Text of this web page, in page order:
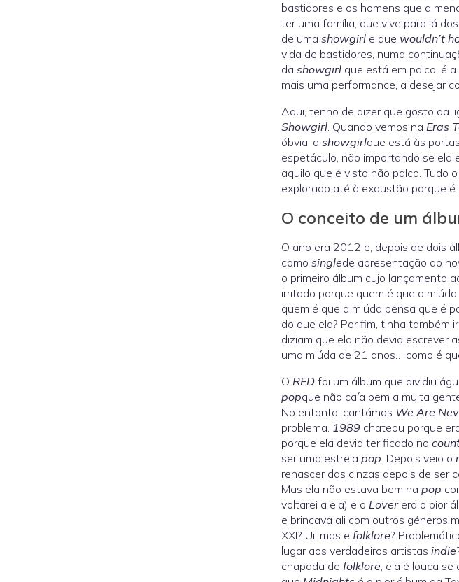
bastidores e os homens que a
ter uma família, que vive para lá
de uma showgirl e que wouldn’t
vida de bastidores, numa
da showgirl que está em palco, é a
mais uma performance, a desejar
Aqui, tenho de dizer que gosto da
Showgirl. Quando vemos na Eras
óbvia: a showgirlque está às
espetáculo, não importando se ela
aquilo que é visto não palco. Tudo
explorado até à exaustão porque
O conceito de um
O ano era 2012 e, depois de dois
como singlede apresentação do
o primeiro álbum cujo lançamento
irritado porque quem é que a
quem é que a miúda pensa que é
do que ela? Por fim, tinha também
diziam que ela não devia escrever
uma miúda de 21 anos… como é
O RED foi um álbum que dividiu
popque não caía bem a muita
No entanto, cantámos We Are
problema. 1989 chateou porque
porque ela devia ter ficado no
ser uma estrela pop. Depois veio o
renascer das cinzas depois de ser
Mas ela não estava bem na pop
voltarei a ela) e o Loverera o pior
e brincava ali com outros géneros
XXI? Ui, mas e folklore?
lugar aos verdadeiros artistas indie
chapada de folklore, ela é louca se